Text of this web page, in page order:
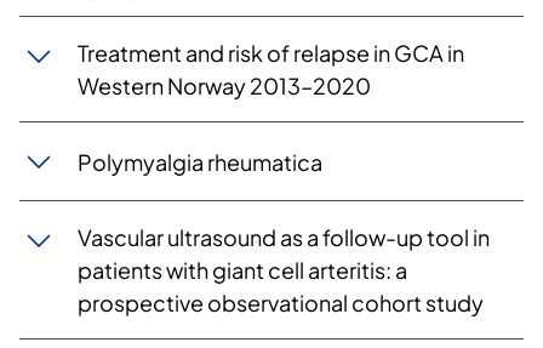
Treatment and risk of relapse in GCA in
Western Norway 2013–2020
Polymyalgia rheumatica
Vascular ultrasound as a follow-up tool in
patients with giant cell arteritis: a
prospective observational cohort study